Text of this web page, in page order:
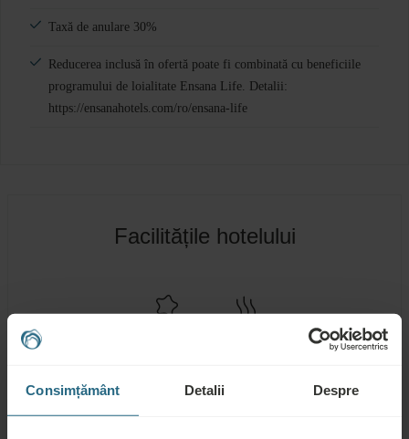
Consimțământ Detalii Despre
Taxă de anulare 30%
Reducerea inclusă în ofertă poate fi combinată cu beneficiile
programului de loialitate Ensana Life. Detalii:
https://ensanahotels.com/ro/ensana-life
Facilitățile hotelului